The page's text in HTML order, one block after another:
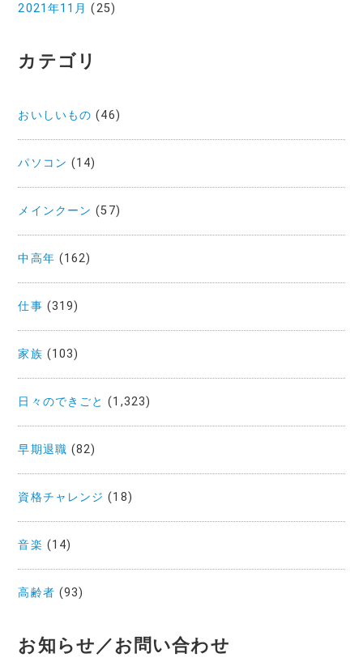
2021年11月 (25)
カテゴリ
おいしいもの (46)
パソコン (14)
メインクーン (57)
中高年 (162)
仕事 (319)
家族 (103)
日々のできごと (1,323)
早期退職 (82)
資格チャレンジ (18)
音楽 (14)
高齢者 (93)
お知らせ／お問い合わせ